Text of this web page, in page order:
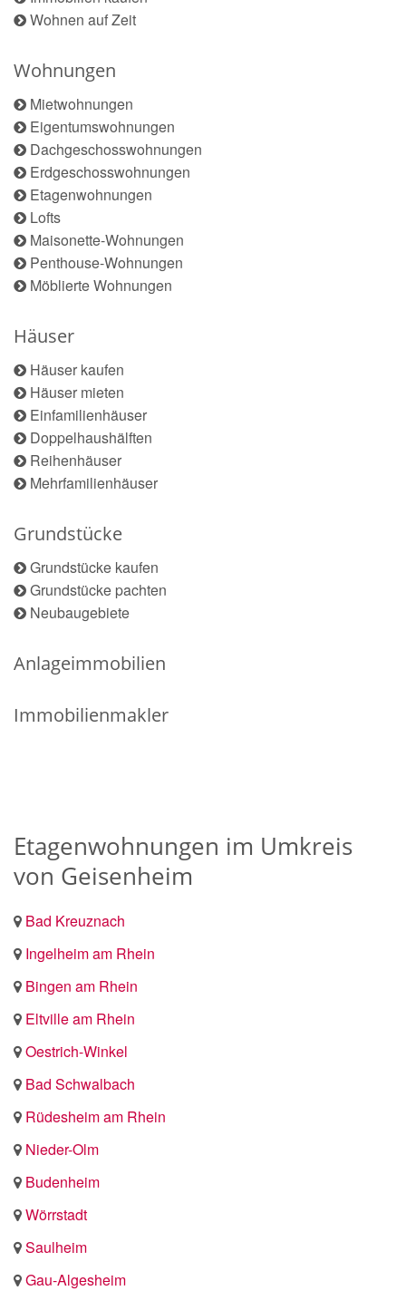
Wohnen auf Zeit
Wohnungen
Mietwohnungen
Eigentumswohnungen
Dachgeschosswohnungen
Erdgeschosswohnungen
Etagenwohnungen
Lofts
Maisonette-Wohnungen
Penthouse-Wohnungen
Möblierte Wohnungen
Häuser
Häuser kaufen
Häuser mieten
Einfamilienhäuser
Doppelhaushälften
Reihenhäuser
Mehrfamilienhäuser
Grundstücke
Grundstücke kaufen
Grundstücke pachten
Neubaugebiete
Anlageimmobilien
Immobilienmakler
Etagenwohnungen im Umkreis
von Geisenheim
Bad Kreuznach
Ingelheim am Rhein
Bingen am Rhein
Eltville am Rhein
Oestrich-Winkel
Bad Schwalbach
Rüdesheim am Rhein
Nieder-Olm
Budenheim
Wörrstadt
Saulheim
Gau-Algesheim